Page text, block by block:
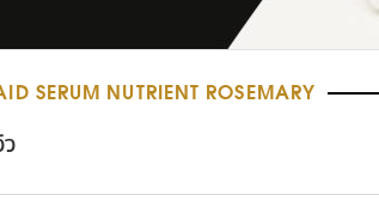
SERUM NUTRIENT ROSEMARY